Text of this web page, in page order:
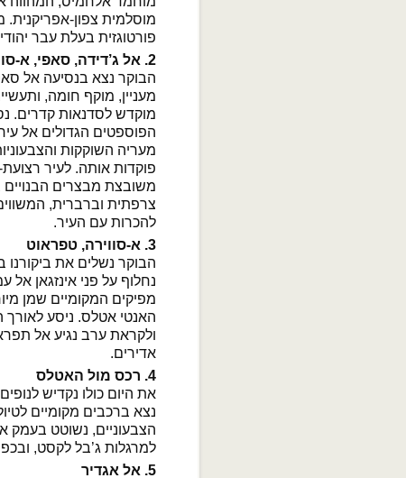
מוסלמית צפון-אפריקנית.
פורטוגזית בעלת עבר
2. אל ג’דידה, סאפי, א-סווירה
הבוקר נצא בנסיעה אל
מעניין, מוקף חומה,
מוקדש לסדנאות קדרים.
הפוספטים הגדולים אל
מעריה השוקקות
פוקדות אותה. לעיר
משובצת מבצרים הבנויים
צרפתית וברברית,
להכרות עם העיר.
3. א-סווירה, טפראוט
הבוקר נשלים את ביקורנו
נחלוף על פני אינזגאן
מפיקים המקומיים שמן
האנטי אטלס. ניסע
ולקראת ערב נגיע אל
אדירים.
4. רכס מול האטלס
את היום כולו נקדיש
נצא ברכבים מקומיים
הצבעוניים, נשוטט בעמק
למרגלות ג’בל לקסט,
5. אל אגדיר